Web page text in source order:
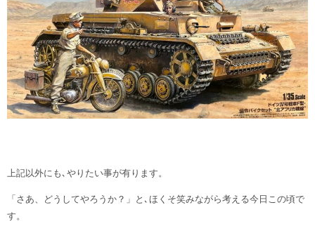
上記以外にも､やりたい事が有ります。
「さあ、どうしてやろうか？」と､ほくそ笑みながら考える今日この頃で
す。